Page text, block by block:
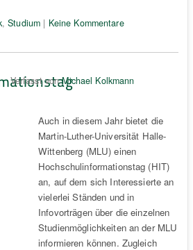
,Studium | Keine Kommentare
Verfasst vonMichael Kolkmann
Auch in diesem Jahr bietet die
Martin-Luther-Universität Halle-
Wittenberg (MLU) einen
Hochschulinformationstag (HIT)
an, auf dem sich Interessierte an
vielerlei Ständen und in
Infovorträgen über die einzelnen
Studienmöglichkeiten an der MLU
informieren können. Zugleich